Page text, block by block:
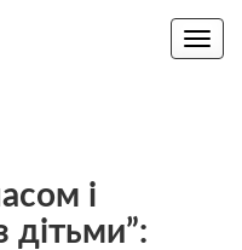
Toggle
і
дітьми”: